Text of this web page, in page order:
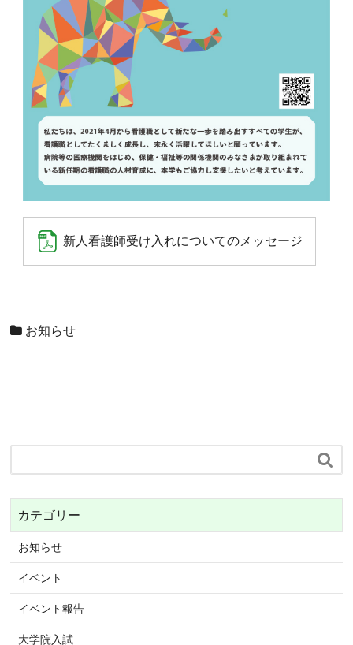
新人看護師受け入れについてのメッセージ
お知らせ

カテゴリー
お知らせ
イベント
イベント報告
大学院入試